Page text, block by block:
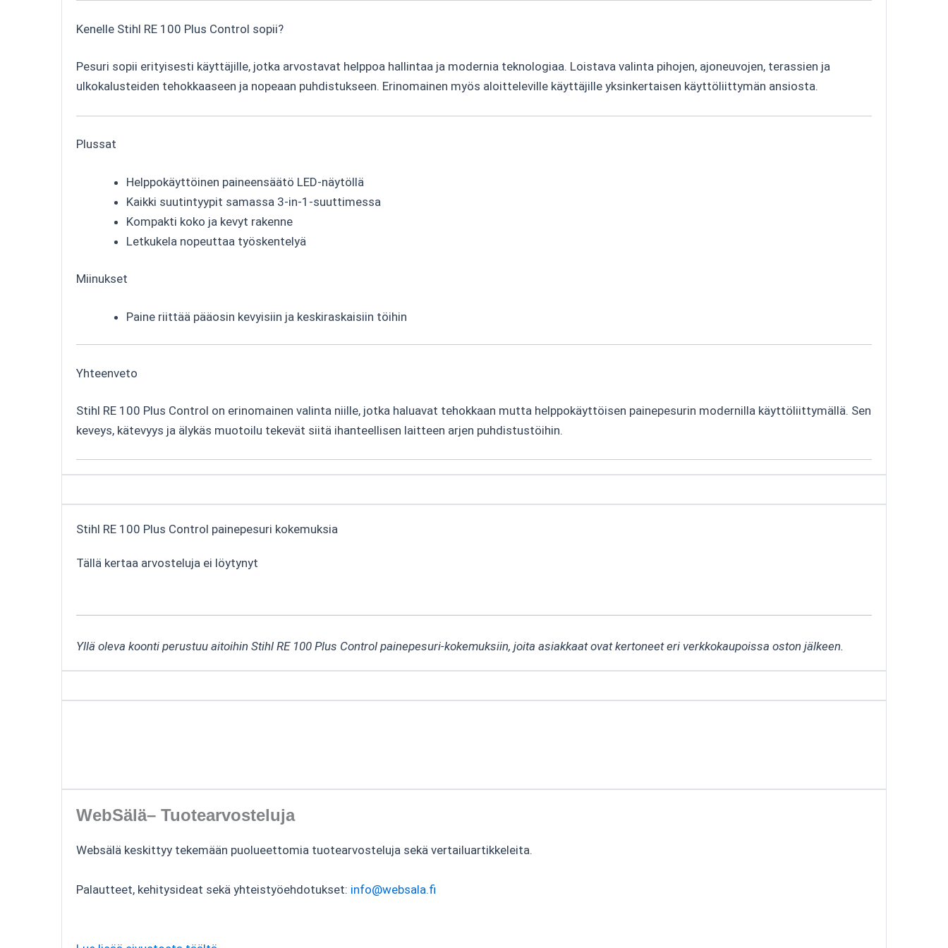
Kenelle Stihl RE 100 Plus Control sopii?
Pesuri sopii erityisesti käyttäjille, jotka arvostavat helppoa hallintaa ja modernia teknologiaa. Loistava valinta pihojen, ajoneuvojen, terassien ja
ulkokalusteiden tehokkaaseen ja nopeaan puhdistukseen. Erinomainen myös aloitteleville käyttäjille yksinkertaisen käyttöliittymän ansiosta.
Plussat
Helppokäyttöinen paineensäätö LED-näytöllä
Kaikki suutintyypit samassa 3-in-1-suuttimessa
Kompakti koko ja kevyt rakenne
Letkukela nopeuttaa työskentelyä
Miinukset
Paine riittää pääosin kevyisiin ja keskiraskaisiin töihin
Yhteenveto
Stihl RE 100 Plus Control on erinomainen valinta niille, jotka haluavat tehokkaan mutta helppokäyttöisen painepesurin modernilla käyttöliittymällä. Sen
keveys, kätevyys ja älykäs muotoilu tekevät siitä ihanteellisen laitteen arjen puhdistustöihin.
Stihl RE 100 Plus Control painepesuri kokemuksia
Tällä kertaa arvosteluja ei löytynyt
Yllä oleva koonti perustuu aitoihin Stihl RE 100 Plus Control painepesuri-kokemuksiin, joita asiakkaat ovat kertoneet eri verkkokaupoissa oston jälkeen.
WebSälä– Tuotearvosteluja
Websälä keskittyy tekemään puolueettomia tuotearvosteluja sekä vertailuartikkeleita.
Palautteet, kehitysideat sekä yhteistyöehdotukset: info@websala.fi